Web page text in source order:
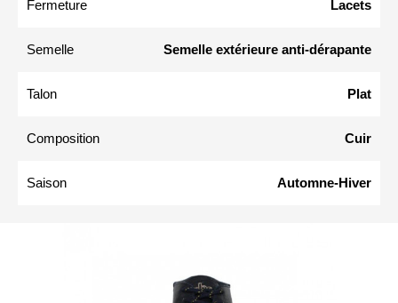
Fermeture Lacets
Semelle Semelle extérieure anti-dérapante
Talon Plat
Composition Cuir
Saison Automne-Hiver